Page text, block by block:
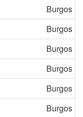
Burgos
Burgos
Burgos
Burgos
Burgos
Burgos